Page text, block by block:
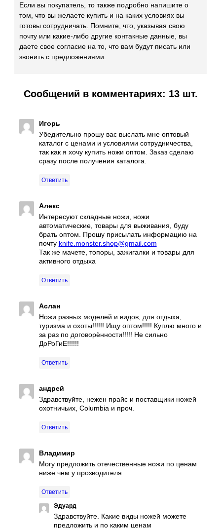
Если вы покупатель, то также подробно напишите о
том, что вы желаете купить и на каких условиях вы
готовы сотрудничать. Помните, что, указывая свою
почту или какие-либо другие контакные данные, вы
даете свое согласие на то, что вам будут писать или
звонить с предложениями.
Сообщений в комментариях: 13 шт.
Игорь
Убедительно прошу вас выслать мне оптовый
каталог с ценами и условиями сотрудничества,
так как я хочу купить ножи оптом. Заказ сделаю
сразу после получения каталога.
Ответить
Алекс
Интересуют складные ножи, ножи
автоматические, товары для выживания, буду
брать оптом. Прошу присылать информацию на
почту knife.monster.shop@gmail.com
Так же мачете, топоры, зажигалки и товары для
активного отдыха
Ответить
Аслан
Ножи разных моделей и видов, для отдыха,
туризма и охоты!!!!!! Ищу оптом!!!!! Куплю много и
за раз по договорённости!!!!! Не сильно
ДоРоГиЕ!!!!!!
Ответить
андрей
Здравствуйте, нежен прайс и поставщики ножей
охотничьих, Columbia и проч.
Ответить
Владимир
Могу предложить отечественные ножи по ценам
ниже чем у прозводителя
Ответить
Эдуард
Здравствуйте. Какие виды ножей можете
предложить и по каким ценам